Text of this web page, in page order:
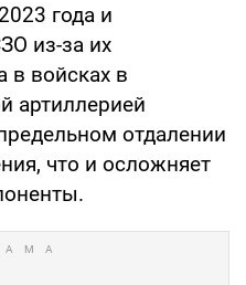
года и
из-за их
в войсках в
артиллерией
отдалении
что и осложняет